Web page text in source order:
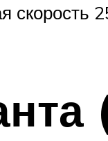
скорость